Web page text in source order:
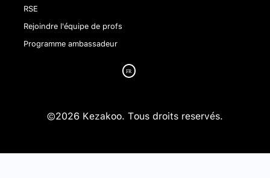
RSE
Rejoindre l'équipe de profs
Programme ambassadeur
©2026 Kezakoo. Tous droits reservés.